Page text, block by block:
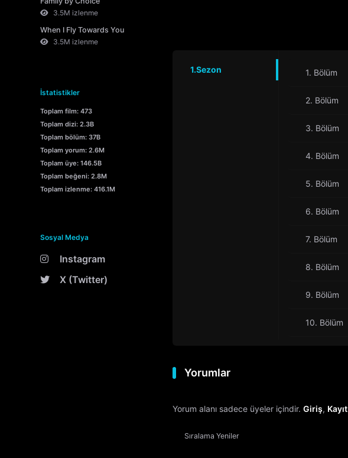
3.5M izlenme
When I Fly Towards You
3.5M izlenme
İstatistikler
Toplam film: 473
Toplam dizi: 2.3B
Toplam bölüm: 37B
Toplam yorum: 2.6M
Toplam üye: 146.5B
Toplam beğeni: 2.8M
Toplam izlenme: 416.1M
Sosyal Medya
Instagram
X (Twitter)
1.Sezon 1. Bölüm
2. Bölüm
3. Bölüm
4. Bölüm
5. Bölüm
6. Bölüm
7. Bölüm
8. Bölüm
9. Bölüm
10. Bölüm
Yorumlar
Yorum alanı sadece üyeler içindir. Giriş, Kayıt
Sıralama Yeniler